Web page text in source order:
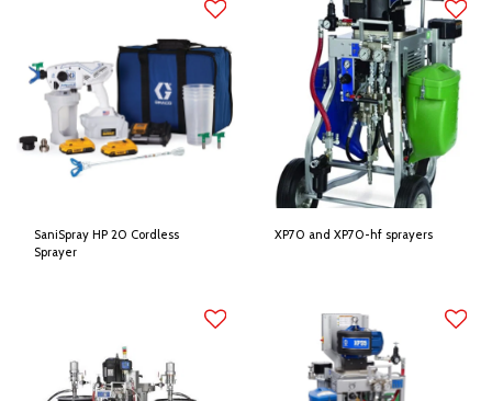
SaniSpray HP 20 Cordless
Sprayer
XP70 and XP70-hf sprayers